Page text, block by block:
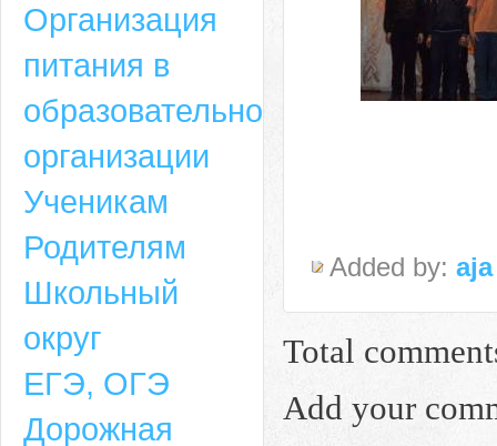
Added by: aja
Total
Add your
Организация
питания в
образовательной
организации
Ученикам
Родителям
Школьный
округ
ЕГЭ, ОГЭ
Дорожная